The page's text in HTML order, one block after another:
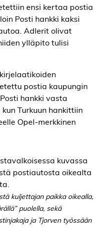
ensi kertaa postia
Posti hankki kaksi
Adlerit olivat
ylläpito tulisi
postia kaupungin
hankki vasta
Turkuun hankittiin
Opel-merkkinen
kuljettajan paikka oikealla,
puolella, sekä
ja Tjorven työssään